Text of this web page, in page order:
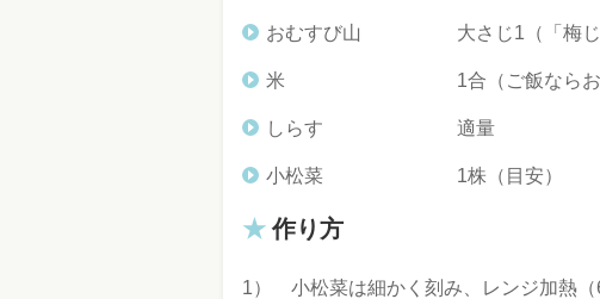
おむすび山 大さじ1（「梅じそ
米 1合（ご飯ならお茶碗2
しらす 適量
小松菜 1株（目安）
作り方
1） 小松菜は細かく刻み、レンジ加熱